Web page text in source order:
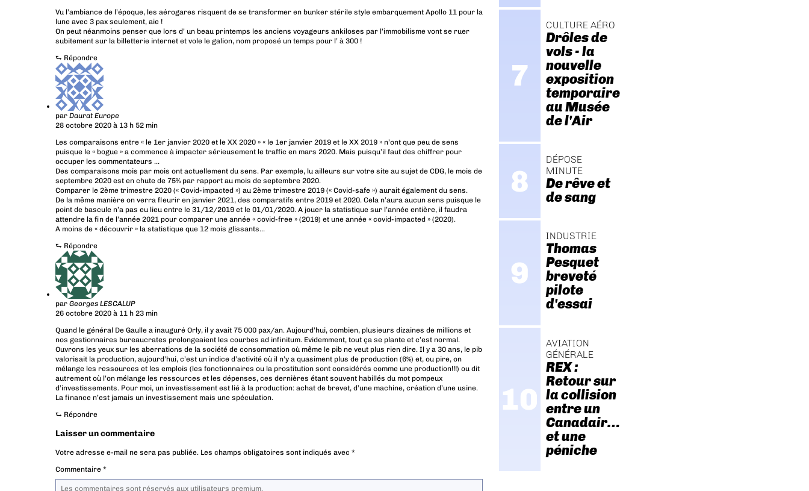
Vu l’ambiance de l’époque, les aérogares risquent de se transformer en bunker stérile style embarquement Apollo 11 pour la
lune avec 3 pax seulement, aie !
On peut néanmoins penser que lors d’ un beau printemps les anciens voyageurs ankiloses par l’immobilisme vont se ruer
subitement sur la billetterie internet et vole le galion, nom proposé un temps pour l’ à 300 !
⮑ Répondre
par Daurat Europe
28 octobre 2020 à 13 h 52 min
Les comparaisons entre « le 1er janvier 2020 et le XX 2020 » « le 1er janvier 2019 et le XX 2019 » n’ont que peu de sens
puisque le « bogue » a commence à impacter sérieusement le traffic en mars 2020. Mais puisqu’il faut des chiffrer pour
occuper les commentateurs …
Des comparaisons mois par mois ont actuellement du sens. Par exemple, lu ailleurs sur votre site au sujet de CDG, le mois de
septembre 2020 est en chute de 75% par rapport au mois de septembre 2020.
Comparer le 2ème trimestre 2020 (« Covid-impacted ») au 2ème trimestre 2019 (« Covid-safe ») aurait également du sens.
De la même manière on verra fleurir en janvier 2021, des comparatifs entre 2019 et 2020. Cela n’aura aucun sens puisque le
point de bascule n’a pas eu lieu entre le 31/12/2019 et le 01/01/2020. A jouer la statistique sur l’année entière, il faudra
attendre la fin de l’année 2021 pour comparer une année « covid-free » (2019) et une année « covid-impacted » (2020).
A moins de « découvrir » la statistique que 12 mois glissants…
⮑ Répondre
par Georges LESCALUP
26 octobre 2020 à 11 h 23 min
Quand le général De Gaulle a inauguré Orly, il y avait 75 000 pax/an. Aujourd’hui, combien, plusieurs dizaines de millions et
nos gestionnaires bureaucrates prolongeaient les courbes ad infinitum. Evidemment, tout ça se plante et c’est normal.
Ouvrons les yeux sur les aberrations de la société de consommation où même le pib ne veut plus rien dire. Il y a 30 ans, le pib
valorisait la production, aujourd’hui, c’est un indice d’activité où il n’y a quasiment plus de production (6%) et, ou pire, on
mélange les ressources et les emplois (les fonctionnaires ou la prostitution sont considérés comme une production!!!) ou dit
autrement où l’on mélange les ressources et les dépenses, ces dernières étant souvent habillés du mot pompeux
d’investissements. Pour moi, un investissement est lié à la production: achat de brevet, d’une machine, création d’une usine.
La finance n’est jamais un investissement mais une spéculation.
⮑ Répondre
Laisser un commentaire
Votre adresse e-mail ne sera pas publiée. Les champs obligatoires sont indiqués avec *
Commentaire *
CULTURE AÉRO
Drôles de
vols - la
nouvelle
exposition
temporaire
au Musée
de l'Air
DÉPOSE
MINUTE
De rêve et
de sang
INDUSTRIE
Thomas
Pesquet
breveté
pilote
d'essai
AVIATION
GÉNÉRALE
REX :
Retour sur
la collision
entre un
Canadair…
et une
péniche